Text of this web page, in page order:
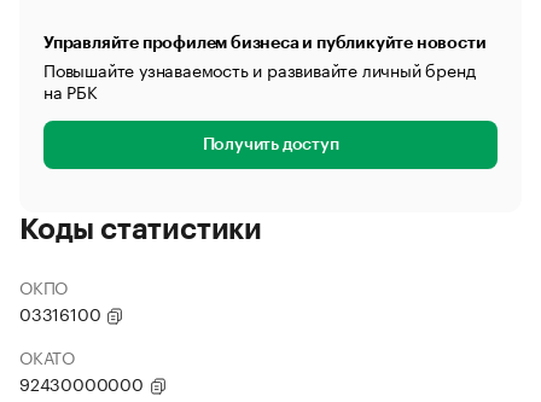
Управляйте профилем бизнеса и публикуйте новости
Повышайте узнаваемость и развивайте личный бренд
на РБК
Получить доступ
Коды статистики
ОКПО
03316100
ОКАТО
92430000000